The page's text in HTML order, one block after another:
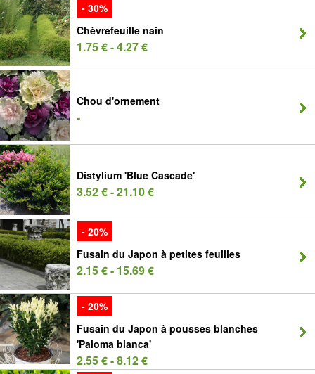
- 30%
Chèvrefeuille nain
1.75 € - 4.27 €
Chou d'ornement
-
Distylium 'Blue Cascade'
3.52 € - 21.10 €
- 20%
Fusain du Japon à petites feuilles
2.15 € - 15.69 €
- 20%
Fusain du Japon à pousses blanches
'Paloma blanca'
2.55 € - 8.12 €